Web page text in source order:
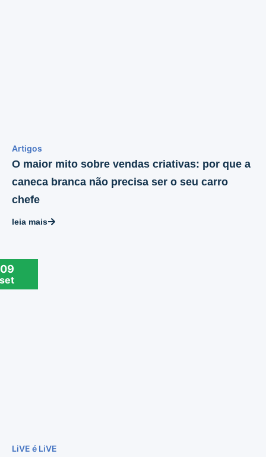
Artigos
O maior mito sobre vendas criativas: por que a
caneca branca não precisa ser o seu carro
chefe
leia mais
09
set
LiVE é LiVE